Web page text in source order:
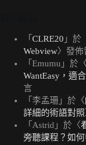
「 CLRE20 」於
Webview〉發佈
「 Emumu 」於〈
WantEasy，適
言
「 李孟珊 」於〈
詳細的術語對照
「 Astrid 」於〈
旁聽課程？如